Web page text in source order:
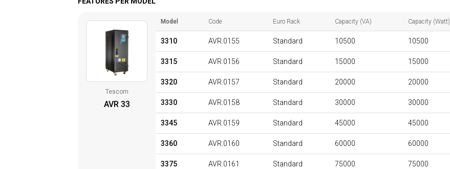
Tescom
AVR 33
Model Code Euro Rack Capacity (VA) Capacity (Watt)
3310 AVR.0155 Standard 10500 10500
3315 AVR.0156 Standard 15000 15000
3320 AVR.0157 Standard 20000 20000
3330 AVR.0158 Standard 30000 30000
3345 AVR.0159 Standard 45000 45000
3360 AVR.0160 Standard 60000 60000
3375 AVR.0161 Standard 75000 75000